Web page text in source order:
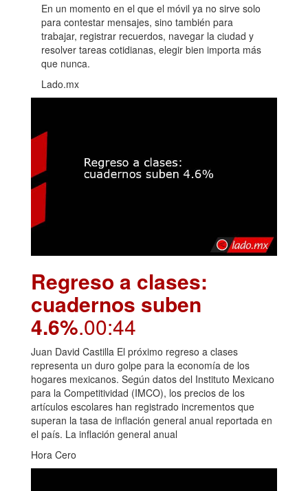
En un momento en el que el móvil ya no sirve solo
para contestar mensajes, sino también para
trabajar, registrar recuerdos, navegar la ciudad y
resolver tareas cotidianas, elegir bien importa más
que nunca.
Lado.mx
Regreso a clases:
cuadernos suben
4.6%.00:44
Juan David Castilla El próximo regreso a clases
representa un duro golpe para la economía de los
hogares mexicanos. Según datos del Instituto Mexicano
para la Competitividad (IMCO), los precios de los
artículos escolares han registrado incrementos que
superan la tasa de inflación general anual reportada en
el país. La inflación general anual
Hora Cero